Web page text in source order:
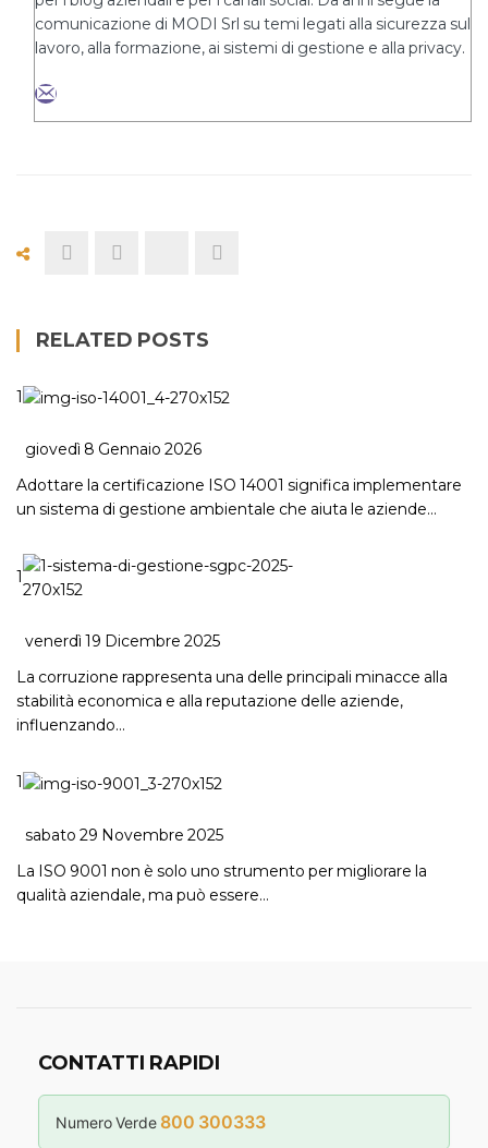
comunicazione di MODI Srl su temi legati alla sicurezza sul
lavoro, alla formazione, ai sistemi di gestione e alla privacy.
RELATED POSTS
1
giovedì 8 Gennaio 2026
Adottare la certificazione ISO 14001 significa implementare
un sistema di gestione ambientale che aiuta le aziende…
1
venerdì 19 Dicembre 2025
La corruzione rappresenta una delle principali minacce alla
stabilità economica e alla reputazione delle aziende,
influenzando…
1
sabato 29 Novembre 2025
La ISO 9001 non è solo uno strumento per migliorare la
qualità aziendale, ma può essere…
CONTATTI RAPIDI
Numero Verde 800 300333